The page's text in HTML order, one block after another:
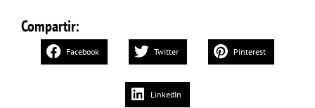
Compartir:
Facebook Twitter Pinterest
LinkedIn